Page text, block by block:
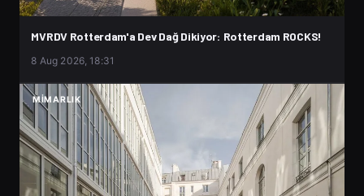
MVRDV Rotterdam'a Dev Dağ Dikiyor: Rotterdam ROCKS!
8 Aug 2026, 18:31
MIMARLIK